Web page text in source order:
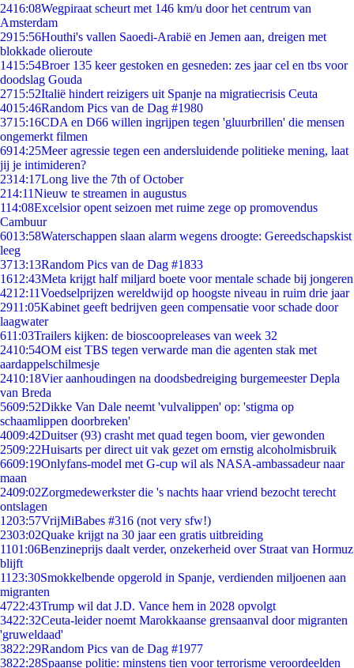
2416:08Wegpiraat scheurt met 146 km/u door het centrum van
Amsterdam
2915:56Houthi's vallen Saoedi-Arabië en Jemen aan, dreigen met
blokkade olieroute
1415:54Broer 135 keer gestoken en gesneden: zes jaar cel en tbs voor
doodslag Gouda
2715:52Italië hindert reizigers uit Spanje na migratiecrisis Ceuta
4015:46Random Pics van de Dag #1980
3715:16CDA en D66 willen ingrijpen tegen 'gluurbrillen' die mensen
ongemerkt filmen
6914:25Meer agressie tegen een andersluidende politieke mening, laat
jij je intimideren?
2314:17Long live the 7th of October
214:11Nieuw te streamen in augustus
114:08Excelsior opent seizoen met ruime zege op promovendus
Cambuur
6013:58Waterschappen slaan alarm wegens droogte: Gereedschapskist
leeg
3713:13Random Pics van de Dag #1833
1612:43Meta krijgt half miljard boete voor mentale schade bij jongeren
4212:11Voedselprijzen wereldwijd op hoogste niveau in ruim drie jaar
2911:05Kabinet geeft bedrijven geen compensatie voor schade door
laagwater
611:03Trailers kijken: de bioscoopreleases van week 32
2410:54OM eist TBS tegen verwarde man die agenten stak met
aardappelschilmesje
2410:18Vier aanhoudingen na doodsbedreiging burgemeester Depla
van Breda
5609:52Dikke Van Dale neemt 'vulvalippen' op: 'stigma op
schaamlippen doorbreken'
4009:42Duitser (93) crasht met quad tegen boom, vier gewonden
2509:22Huisarts per direct uit vak gezet om ernstig alcoholmisbruik
6609:19Onlyfans-model met G-cup wil als NASA-ambassadeur naar
maan
2409:02Zorgmedewerkster die 's nachts haar vriend bezocht terecht
ontslagen
1203:57VrijMiBabes #316 (not very sfw!)
2303:02Quake krijgt na 30 jaar een gratis uitbreiding
1101:06Benzineprijs daalt verder, onzekerheid over Straat van Hormuz
blijft
11 23:30Smokkelbende opgerold in Spanje, verdienden miljoenen aan
migranten
4722:43Trump wil dat J.D. Vance hem in 2028 opvolgt
3422:32Ceuta-leider noemt Marokkaanse grensaanval door migranten
'gruweldaad'
3822:29Random Pics van de Dag #1977
3822:28Spaanse politie: minstens tien voor terrorisme veroordeelden